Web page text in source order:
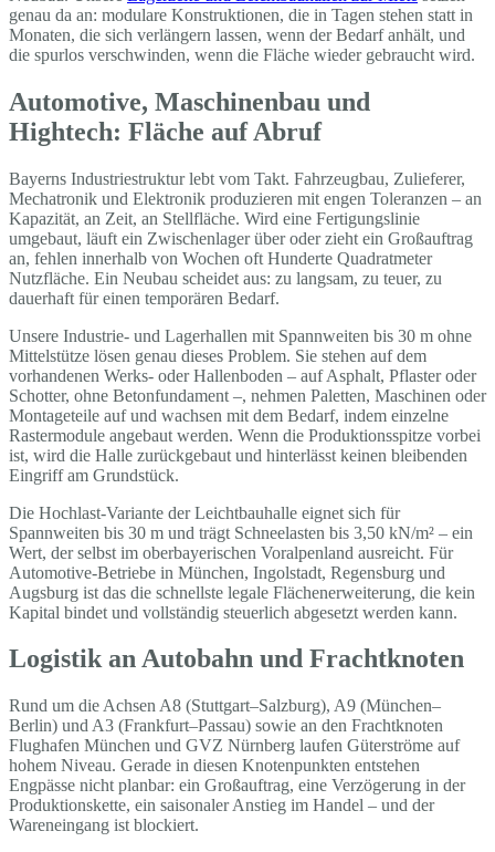
genau da an: modulare Konstruktionen, die in Tagen stehen statt in
Monaten, die sich verlängern lassen, wenn der Bedarf anhält, und
die spurlos verschwinden, wenn die Fläche wieder gebraucht wird.
Automotive, Maschinenbau und
Hightech: Fläche auf Abruf
Bayerns Industriestruktur lebt vom Takt. Fahrzeugbau, Zulieferer,
Mechatronik und Elektronik produzieren mit engen Toleranzen – an
Kapazität, an Zeit, an Stellfläche. Wird eine Fertigungslinie
umgebaut, läuft ein Zwischenlager über oder zieht ein Großauftrag
an, fehlen innerhalb von Wochen oft Hunderte Quadratmeter
Nutzfläche. Ein Neubau scheidet aus: zu langsam, zu teuer, zu
dauerhaft für einen temporären Bedarf.
Unsere Industrie- und Lagerhallen mit Spannweiten bis 30 m ohne
Mittelstütze lösen genau dieses Problem. Sie stehen auf dem
vorhandenen Werks- oder Hallenboden – auf Asphalt, Pflaster oder
Schotter, ohne Betonfundament –, nehmen Paletten, Maschinen oder
Montageteile auf und wachsen mit dem Bedarf, indem einzelne
Rastermodule angebaut werden. Wenn die Produktionsspitze vorbei
ist, wird die Halle zurückgebaut und hinterlässt keinen bleibenden
Eingriff am Grundstück.
Die Hochlast-Variante der Leichtbauhalle eignet sich für
Spannweiten bis 30 m und trägt Schneelasten bis 3,50 kN/m² – ein
Wert, der selbst im oberbayerischen Voralpenland ausreicht. Für
Automotive-Betriebe in München, Ingolstadt, Regensburg und
Augsburg ist das die schnellste legale Flächenerweiterung, die kein
Kapital bindet und vollständig steuerlich abgesetzt werden kann.
Logistik an Autobahn und Frachtknoten
Rund um die Achsen A8 (Stuttgart–Salzburg), A9 (München–
Berlin) und A3 (Frankfurt–Passau) sowie an den Frachtknoten
Flughafen München und GVZ Nürnberg laufen Güterströme auf
hohem Niveau. Gerade in diesen Knotenpunkten entstehen
Engpässe nicht planbar: ein Großauftrag, eine Verzögerung in der
Produktionskette, ein saisonaler Anstieg im Handel – und der
Wareneingang ist blockiert.